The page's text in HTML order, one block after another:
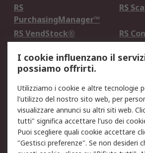
RS
PurchasingManager™
RS
RS VendStock®
RS
Legale
Informativa Cookie
Email Security
Condizioni di vendita
I cookie influenzano il
possiamo offrirti.
Utilizziamo i cookie e altre tecnologie
l'utilizzo del nostro sito web, per
visualizzare annunci su altri siti web.
tutti" significa accettare l'uso dei
Puoi scegliere quali cookie accettare
"Gestisci preferenze". Se non desideri